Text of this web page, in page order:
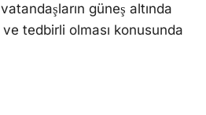
güneş altında
tedbirli olması konusunda